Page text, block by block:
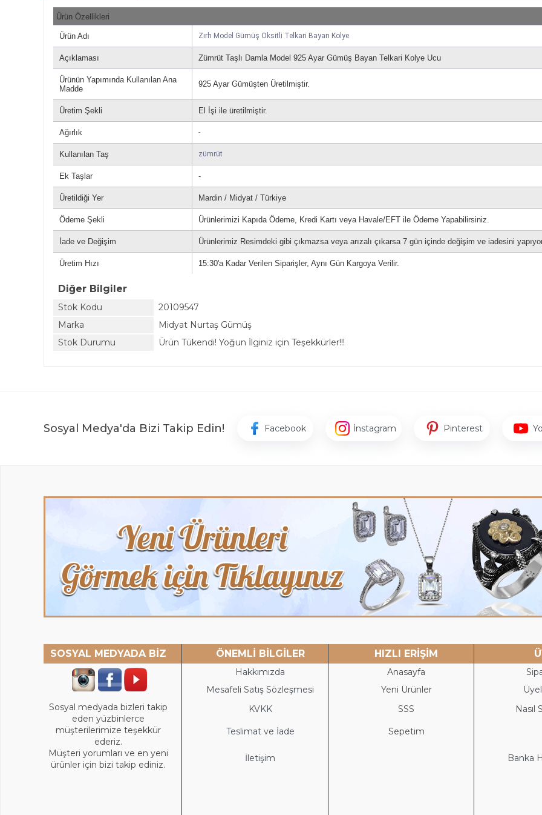
Ürün Özellikleri
Ürün Adı Zırh Model Gümüş Oksitli Telkari Bayan Kolye
Açıklaması Zümrüt Taşlı Damla Model 925 Ayar Gümüş Bayan Telkari Kolye Ucu
Ürünün Yapımında Kullanılan Ana
Madde
925 Ayar Gümüşten Üretilmiştir.
Üretim Şekli El İşi ile üretilmiştir.
Ağırlık -
Kullanılan Taş zümrüt
Ek Taşlar -
Üretildiği Yer Mardin / Midyat / Türkiye
Ödeme Şekli Ürünlerimizi Kapıda Ödeme, Kredi Kartı veya Havale/EFT ile Ödeme Yapabilirsiniz.
İade ve Değişim Ürünlerimiz Resimdeki gibi çıkmazsa veya arızalı çıkarsa 7 gün içinde değişim ve iadesini
Üretim Hızı 15:30'a Kadar Verilen Siparişler, Aynı Gün Kargoya Verilir.
Diğer Bilgiler
Stok Kodu
20109547
Marka
Midyat Nurtaş Gümüş
Stok Durumu
Ürün Tükendi! Yoğun İlginiz için Teşekkürler!!!
Sosyal Medya'da Bizi Takip Edin! Facebook İnstagram Pinterest
SOSYAL MEDYADA BİZ ÖNEMLİ BİLGİLER HIZLI ERİŞİM
Hakkımızda Anasayfa
Mesafeli Satış Sözleşmesi
Yeni Ürünler
Sosyal medyada bizleri takip
eden yüzbinlerce
müşterilerimize teşekkür
ederiz.
Müşteri yorumları ve en yeni
ürünler için bizi takip ediniz.
KVKK SSS Nasıl
Teslimat ve İade Sepetim
İletişim Banka